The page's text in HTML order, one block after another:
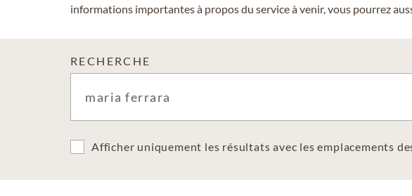
informations importantes à propos du service à venir, vous pourrez
RECHERCHE
Afficher uniquement les résultats avec les emplacements